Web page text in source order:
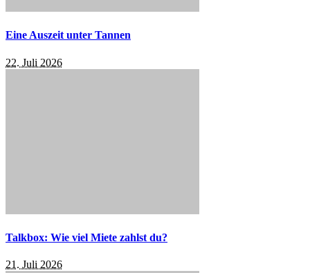
Eine Auszeit unter Tannen
22. Juli 2026
Talkbox: Wie viel Miete zahlst du?
21. Juli 2026